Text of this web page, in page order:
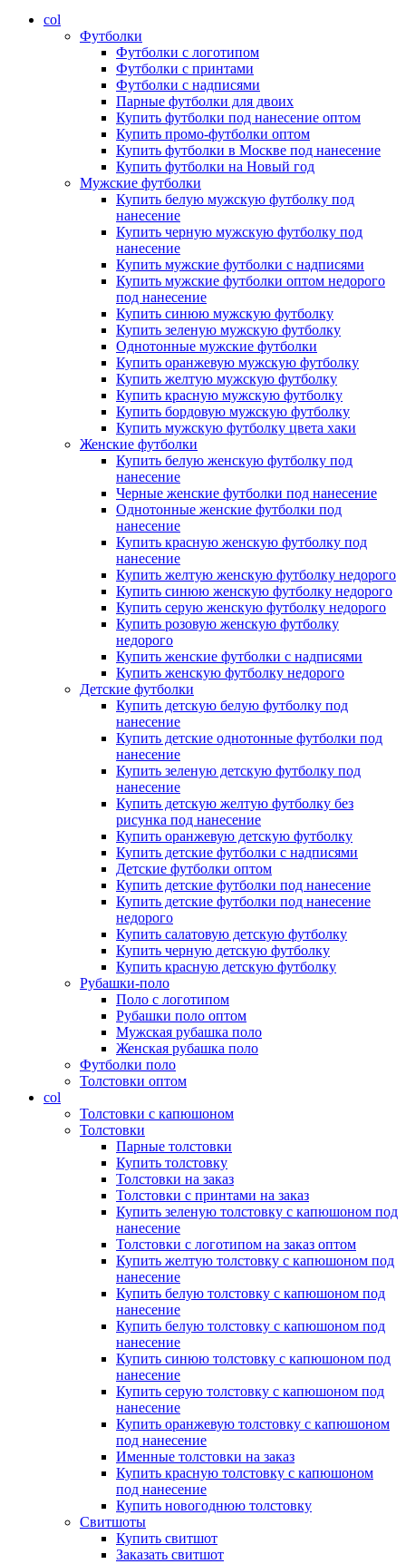
col
Футболки
Футболки с логотипом
Футболки с принтами
Футболки с надписями
Парные футболки для двоих
Купить футболки под нанесение оптом
Купить промо-футболки оптом
Купить футболки в Москве под нанесение
Купить футболки на Новый год
Мужские футболки
Купить белую мужскую футболку под
нанесение
Купить черную мужскую футболку под
нанесение
Купить мужские футболки с надписями
Купить мужские футболки оптом недорого
под нанесение
Купить синюю мужскую футболку
Купить зеленую мужскую футболку
Однотонные мужские футболки
Купить оранжевую мужскую футболку
Купить желтую мужскую футболку
Купить красную мужскую футболку
Купить бордовую мужскую футболку
Купить мужскую футболку цвета хаки
Женские футболки
Купить белую женскую футболку под
нанесение
Черные женские футболки под нанесение
Однотонные женские футболки под
нанесение
Купить красную женскую футболку под
нанесение
Купить желтую женскую футболку недорого
Купить синюю женскую футболку недорого
Купить серую женскую футболку недорого
Купить розовую женскую футболку
недорого
Купить женские футболки с надписями
Купить женскую футболку недорого
Детские футболки
Купить детскую белую футболку под
нанесение
Купить детские однотонные футболки под
нанесение
Купить зеленую детскую футболку под
нанесение
Купить детскую желтую футболку без
рисунка под нанесение
Купить оранжевую детскую футболку
Купить детские футболки с надписями
Детские футболки оптом
Купить детские футболки под нанесение
Купить детские футболки под нанесение
недорого
Купить салатовую детскую футболку
Купить черную детскую футболку
Купить красную детскую футболку
Рубашки-поло
Поло с логотипом
Рубашки поло оптом
Мужская рубашка поло
Женская рубашка поло
Футболки поло
Толстовки оптом
col
Толстовки с капюшоном
Толстовки
Парные толстовки
Купить толстовку
Толстовки на заказ
Толстовки с принтами на заказ
Купить зеленую толстовку с капюшоном под
нанесение
Толстовки с логотипом на заказ оптом
Купить желтую толстовку с капюшоном под
нанесение
Купить белую толстовку с капюшоном под
нанесение
Купить белую толстовку с капюшоном под
нанесение
Купить синюю толстовку с капюшоном под
нанесение
Купить серую толстовку с капюшоном под
нанесение
Купить оранжевую толстовку с капюшоном
под нанесение
Именные толстовки на заказ
Купить красную толстовку с капюшоном
под нанесение
Купить новогоднюю толстовку
Свитшоты
Купить свитшот
Заказать свитшот